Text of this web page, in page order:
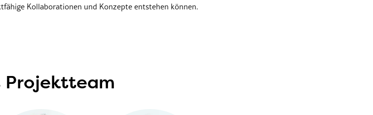
Kollaborationen und Konzepte entstehen können.
Projektteam